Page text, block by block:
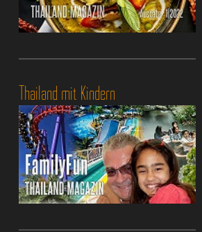
Thailand mit Kindern